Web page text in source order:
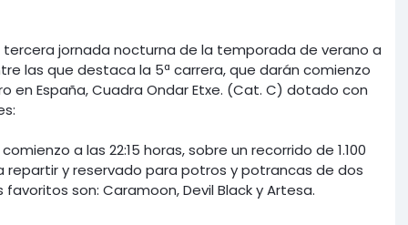
tercera jornada nocturna de la temporada de verano a
las que destaca la 5ª carrera, que darán comienzo
en España, Cuadra Ondar Etxe. (Cat. C) dotado con
a las 22:15 horas, sobre un recorrido de 1.100
y reservado para potros y potrancas de dos
son: Caramoon, Devil Black y Artesa.